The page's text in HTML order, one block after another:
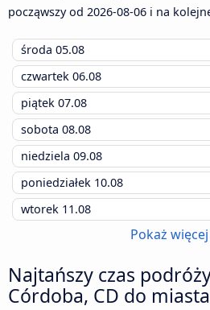
począwszy od 2026-08-06 i na
środa 05.08
czwartek 06.08
piątek 07.08
sobota 08.08
niedziela 09.08
poniedziałek 10.08
wtorek 11.08
Pokaż
Najtańszy czas
Córdoba, CD do